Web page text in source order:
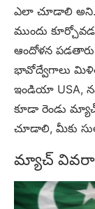
ఎలా చూడాలి అని.
ముందు
ఆందోళన
భావోద్వేగాలు
ఇండియా USA,
కూడా రెండు
చూడాలి, మీకు
మ్యాచ్